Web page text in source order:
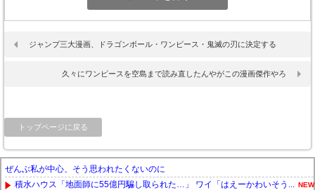
ジャンプ三大漫画、ドラゴンボール・ワンピース・鬼滅の刃に決定する
久々にワンピースを空島まで読み直したんやがこの漫画傑作やろ
トップページに戻る
ぜんぶ私が中心、そう思われたくないのに
積水ハウス「地面師に55億円騙し取られた…」 ワイ「はえーかわいそう...